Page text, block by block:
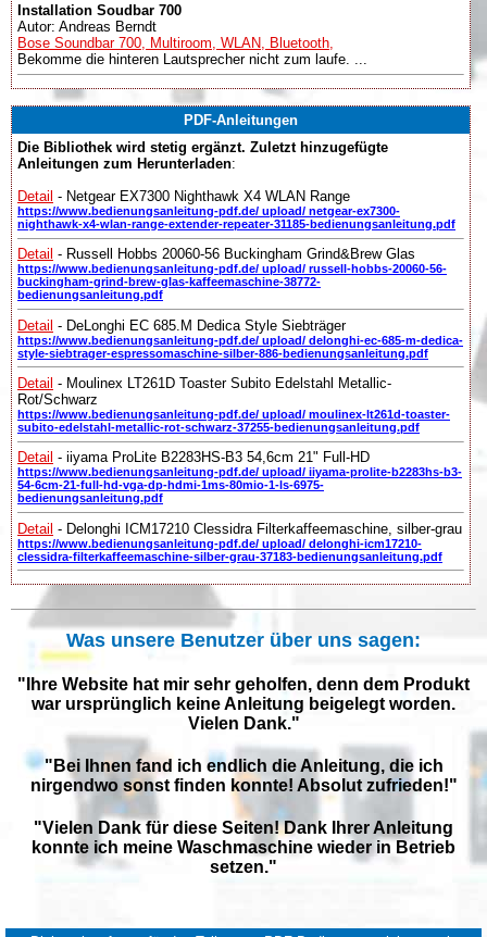
Installation Soudbar 700
Autor: Andreas Berndt
Bose Soundbar 700, Multiroom, WLAN, Bluetooth,
Bekomme die hinteren Lautsprecher nicht zum laufe. ...
PDF-Anleitungen
Die Bibliothek wird stetig ergänzt. Zuletzt hinzugefügte
Anleitungen zum Herunterladen:
Detail - Netgear EX7300 Nighthawk X4 WLAN Range
https://www.bedienungsanleitung-pdf.de/ upload/ netgear-ex7300-
nighthawk-x4-wlan-range-extender-repeater-31185-bedienungsanleitung.pdf
Detail - Russell Hobbs 20060-56 Buckingham Grind&Brew Glas
https://www.bedienungsanleitung-pdf.de/ upload/ russell-hobbs-20060-56-
buckingham-grind-brew-glas-kaffeemaschine-38772-
bedienungsanleitung.pdf
Detail - DeLonghi EC 685.M Dedica Style Siebträger
https://www.bedienungsanleitung-pdf.de/ upload/ delonghi-ec-685-m-dedica-
style-siebtrager-espressomaschine-silber-886-bedienungsanleitung.pdf
Detail - Moulinex LT261D Toaster Subito Edelstahl Metallic-
Rot/Schwarz
https://www.bedienungsanleitung-pdf.de/ upload/ moulinex-lt261d-toaster-
subito-edelstahl-metallic-rot-schwarz-37255-bedienungsanleitung.pdf
Detail - iiyama ProLite B2283HS-B3 54,6cm 21" Full-HD
https://www.bedienungsanleitung-pdf.de/ upload/ iiyama-prolite-b2283hs-b3-
54-6cm-21-full-hd-vga-dp-hdmi-1ms-80mio-1-ls-6975-
bedienungsanleitung.pdf
Detail - Delonghi ICM17210 Clessidra Filterkaffeemaschine, silber-grau
https://www.bedienungsanleitung-pdf.de/ upload/ delonghi-icm17210-
clessidra-filterkaffeemaschine-silber-grau-37183-bedienungsanleitung.pdf
Was unsere Benutzer über uns sagen:
"Ihre Website hat mir sehr geholfen, denn dem Produkt
war ursprünglich keine Anleitung beigelegt worden.
Vielen Dank."
"Bei Ihnen fand ich endlich die Anleitung, die ich
nirgendwo sonst finden konnte! Absolut zufrieden!"
"Vielen Dank für diese Seiten! Dank Ihrer Anleitung
konnte ich meine Waschmaschine wieder in Betrieb
setzen."